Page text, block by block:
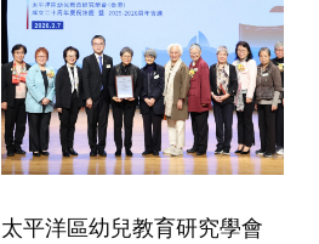
太平洋區幼兒教育研究學會